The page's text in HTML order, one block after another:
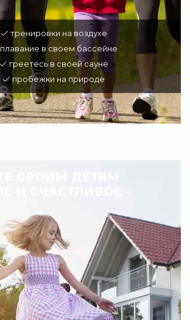
тренировки на воздухе
плавание в своем бассейне
греетесь в своей сауне
пробежки на природе